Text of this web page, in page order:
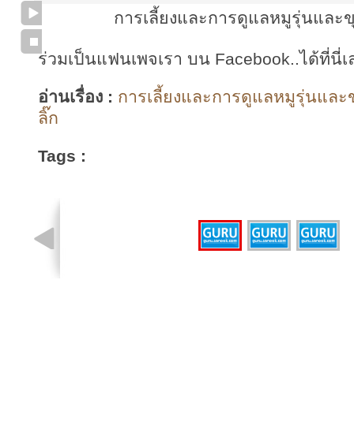
การเลี้ยงและการดูแลหมูรุ่นและ
ร่วมเป็นแฟนเพจเรา บน Facebook..ได้ที่นี่เ
อ่านเรื่อง : การเลี้ยงและการดูแลหมูรุ่นแล
ลิ๊ก
Tags :